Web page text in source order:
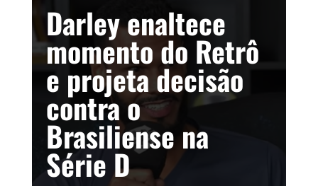
Darley enaltece
momento do Retrô
e projeta decisão
contra o
Brasiliense na
Série D